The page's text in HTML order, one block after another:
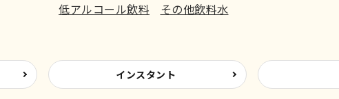
低アルコール飲料
その他飲料水
インスタント